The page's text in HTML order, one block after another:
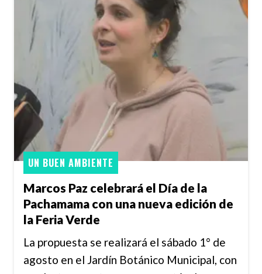
Marcos Paz celebrará el Día de la
Pachamama con una nueva edición de
la Feria Verde
UN BUEN AMBIENTE
La propuesta se realizará el sábado 1° de
agosto en el Jardín Botánico Municipal, con